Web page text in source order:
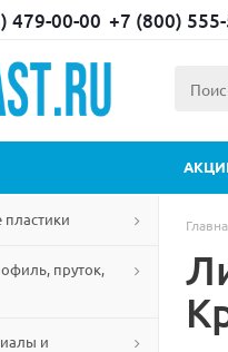
479-00-00 +7 (800)
пруток,
и